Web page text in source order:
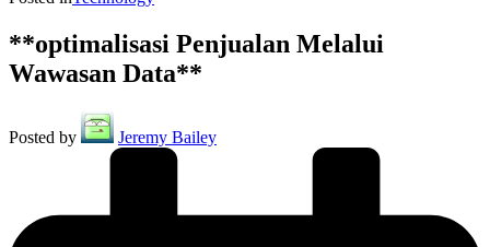
**optimalisasi Penjualan Melalui
Wawasan Data**
Posted by Jeremy Bailey